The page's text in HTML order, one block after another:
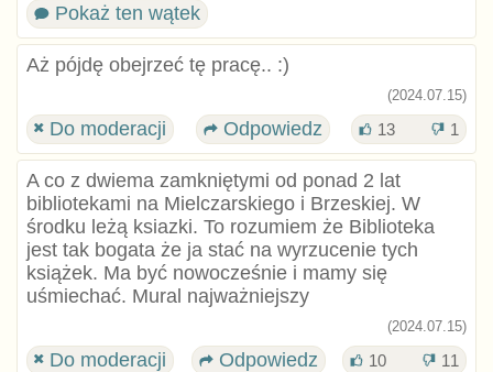
Pokaż ten wątek
Aż pójdę obejrzeć tę pracę.. :)
(2024.07.15)
Do moderacji Odpowiedz 13 1
A co z dwiema zamkniętymi od ponad 2 lat
bibliotekami na Mielczarskiego i Brzeskiej. W
środku leżą ksiazki. To rozumiem że Biblioteka
jest tak bogata że ja stać na wyrzucenie tych
książek. Ma być nowocześnie i mamy się
uśmiechać. Mural najważniejszy
(2024.07.15)
Do moderacji Odpowiedz 10 11